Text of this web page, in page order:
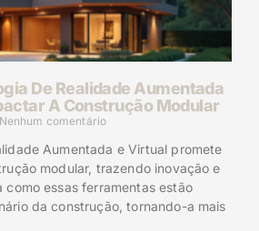
De Realidade Aumentada
A Construção Modular
Nenhum comentário
Aumentada e Virtual promete
modular, trazendo inovação e
como essas ferramentas estão
da construção, tornando-a mais